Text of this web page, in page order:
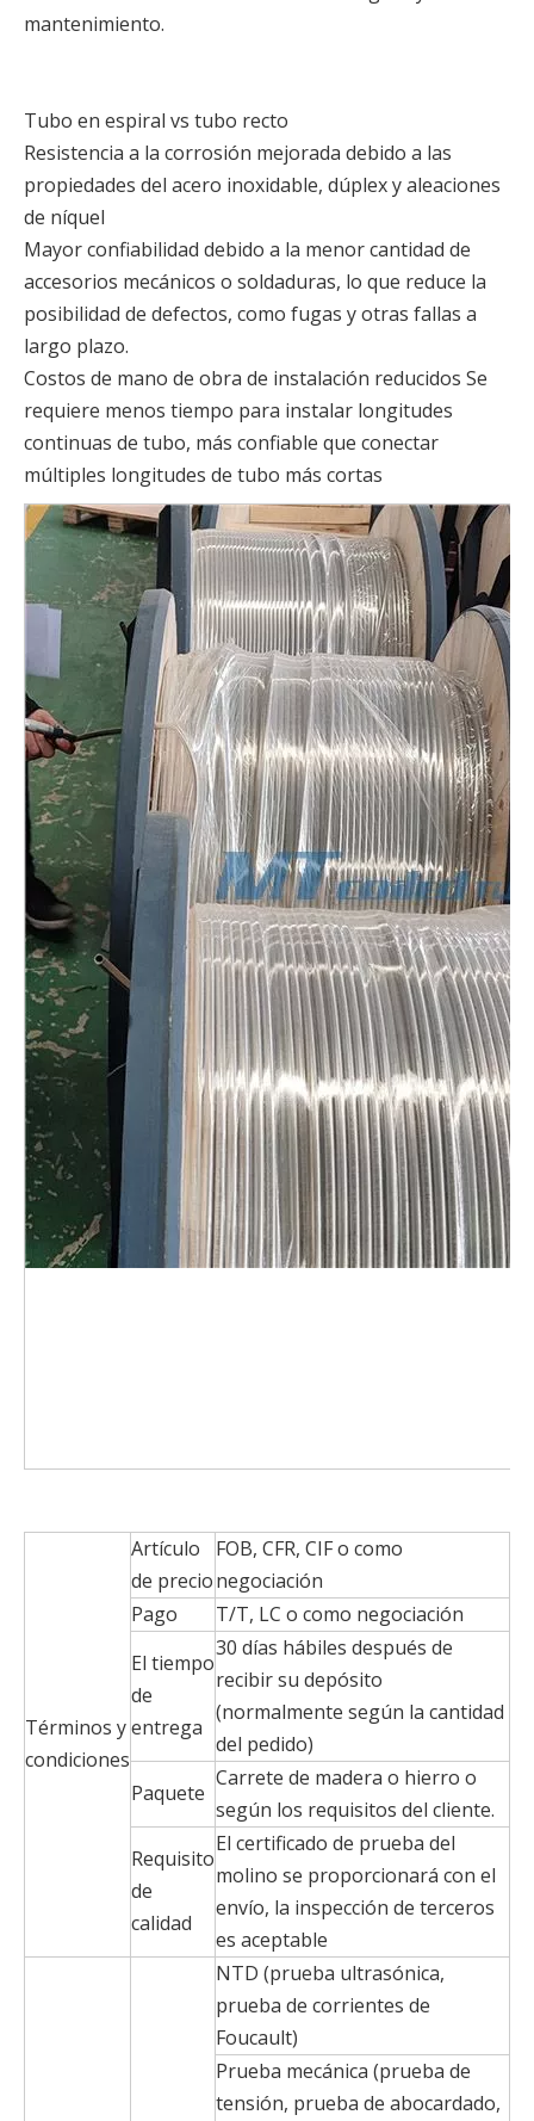
mantenimiento.
Tubo en espiral vs tubo recto
Resistencia a la corrosión mejorada debido a las
propiedades del acero inoxidable, dúplex y aleaciones
de níquel
Mayor confiabilidad debido a la menor cantidad de
accesorios mecánicos o soldaduras, lo que reduce la
posibilidad de defectos, como fugas y otras fallas a
largo plazo.
Costos de mano de obra de instalación reducidos Se
requiere menos tiempo para instalar longitudes
continuas de tubo, más confiable que conectar
múltiples longitudes de tubo más cortas
Términos y
condiciones
Artículo
de precio
FOB, CFR, CIF o como
negociación
Pago
T/T, LC o como negociación
El tiempo
de
entrega
30 días hábiles después de
recibir su depósito
(normalmente según la cantidad
del pedido)
Paquete
Carrete de madera o hierro o
según los requisitos del cliente.
Requisito
de
calidad
El certificado de prueba del
molino se proporcionará con el
envío, la inspección de terceros
es aceptable
NTD (prueba ultrasónica,
prueba de corrientes de
Foucault)
Prueba mecánica (prueba de
tensión, prueba de abocardado,